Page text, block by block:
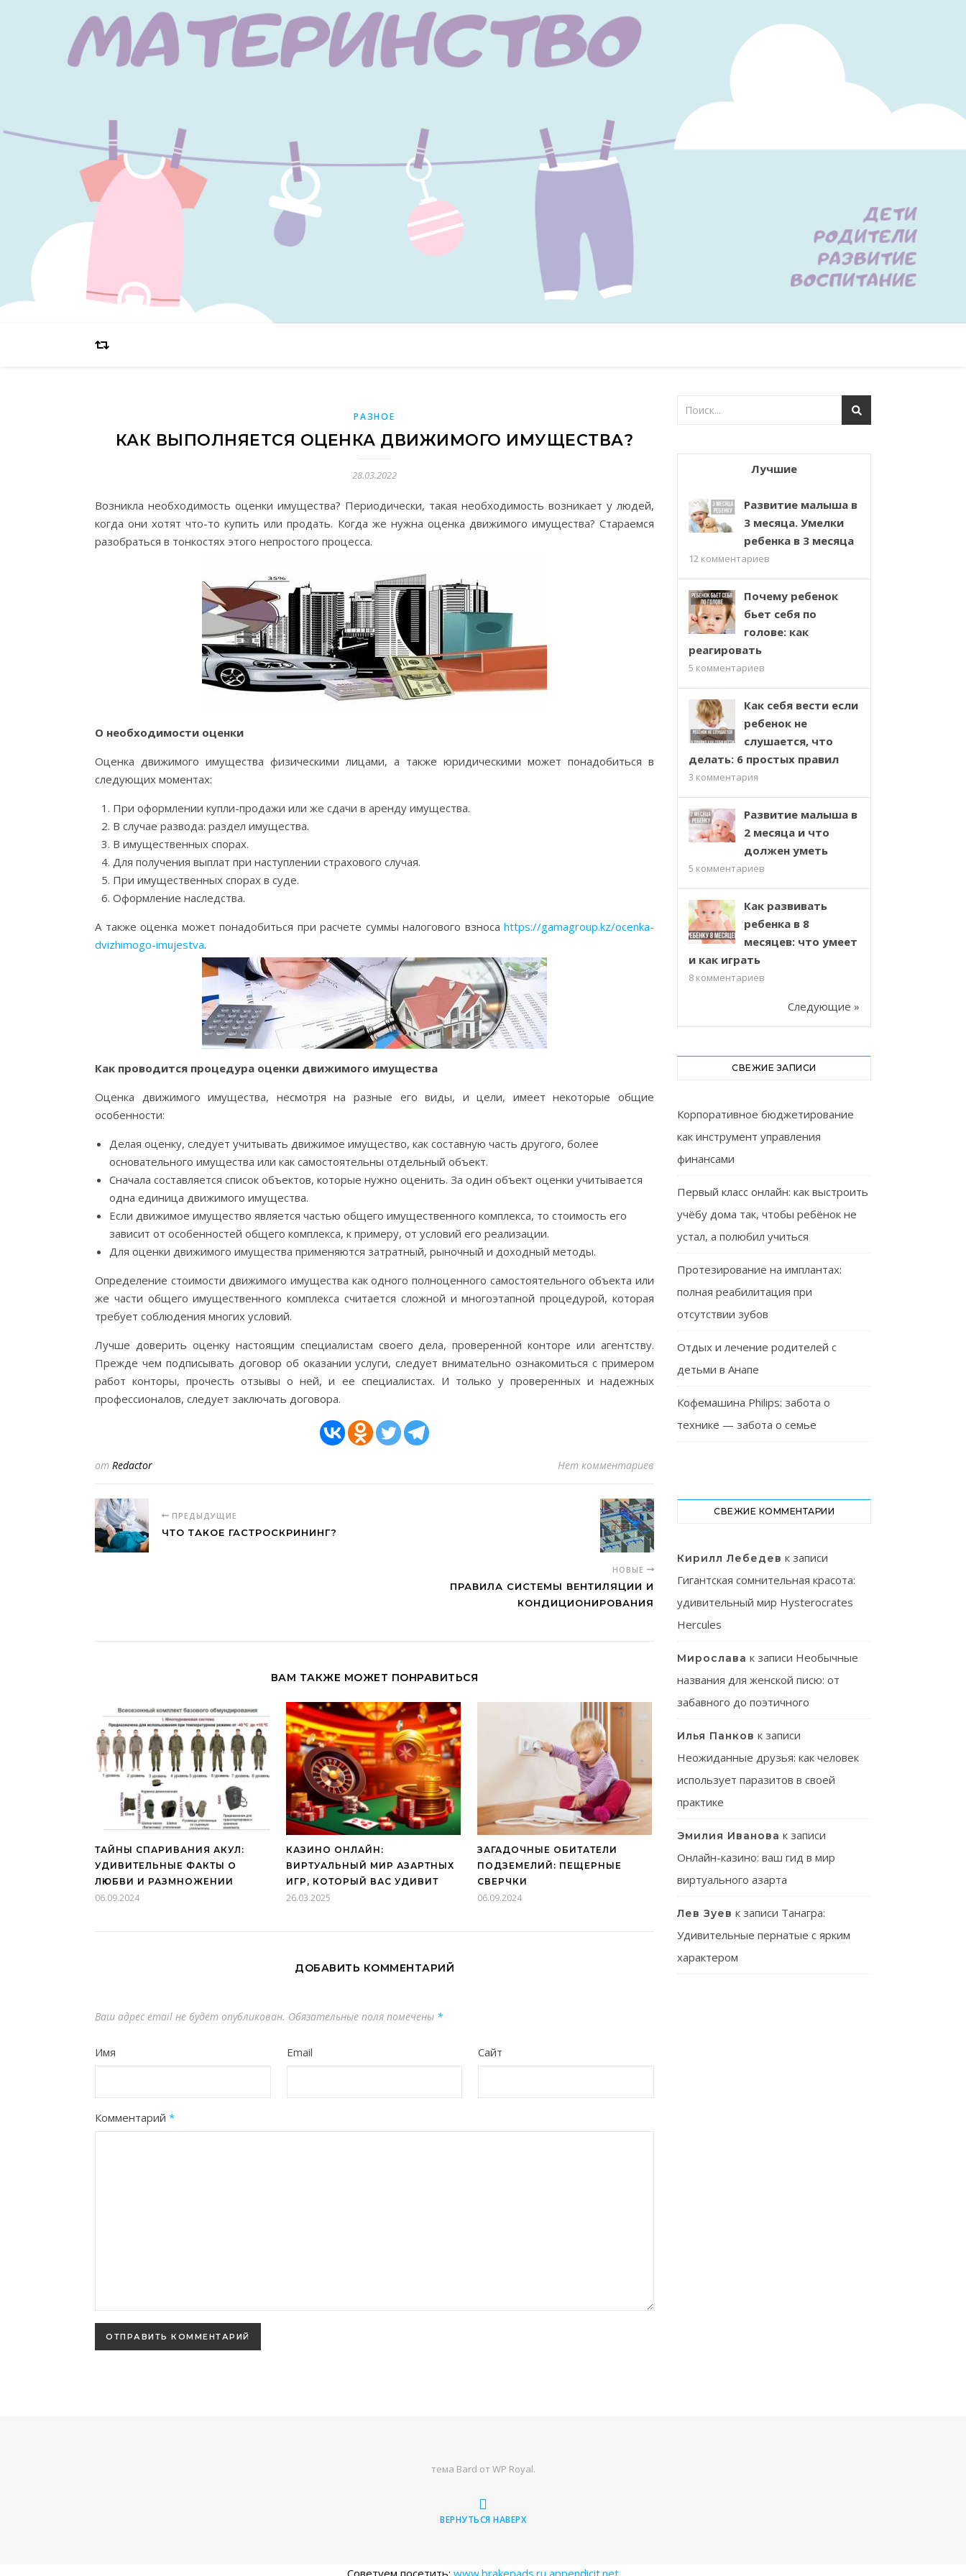
РАЗНОЕ
КАК ВЫПОЛНЯЕТСЯ ОЦЕНКА ДВИЖИМОГО ИМУЩЕСТВА?
28.03.2022
Возникла необходимость оценки имущества? Периодически, такая необходимость возникает у людей,
когда они хотят что-то купить или продать. Когда же нужна оценка движимого имущества? Стараемся
разобраться в тонкостях этого непростого процесса.
О необходимости оценки
Оценка движимого имущества физическими лицами, а также юридическими может понадобиться в
следующих моментах:
При оформлении купли-продажи или же сдачи в аренду имущества.
В случае развода: раздел имущества.
В имущественных спорах.
Для получения выплат при наступлении страхового случая.
При имущественных спорах в суде.
Оформление наследства.
А также оценка может понадобиться при расчете суммы налогового взноса https://gamagroup.kz/ocenka-
dvizhimogo-imujestva.
Как проводится процедура оценки движимого имущества
Оценка движимого имущества, несмотря на разные его виды, и цели, имеет некоторые общие
особенности:
Делая оценку, следует учитывать движимое имущество, как составную часть другого, более
основательного имущества или как самостоятельны отдельный объект.
Сначала составляется список объектов, которые нужно оценить. За один объект оценки учитывается
одна единица движимого имущества.
Если движимое имущество является частью общего имущественного комплекса, то стоимость его
зависит от особенностей общего комплекса, к примеру, от условий его реализации.
Для оценки движимого имущества применяются затратный, рыночный и доходный методы.
Определение стоимости движимого имущества как одного полноценного самостоятельного объекта или
же части общего имущественного комплекса считается сложной и многоэтапной процедурой, которая
требует соблюдения многих условий.
Лучше доверить оценку настоящим специалистам своего дела, проверенной конторе или агентству.
Прежде чем подписывать договор об оказании услуги, следует внимательно ознакомиться с примером
работ конторы, прочесть отзывы о ней, и ее специалистах. И только у проверенных и надежных
профессионалов, следует заключать договора.
от Redactor Нет комментариев
ПРЕДЫДУЩИЕ
ЧТО ТАКОЕ ГАСТРОСКРИНИНГ?
НОВЫЕ
ПРАВИЛА СИСТЕМЫ ВЕНТИЛЯЦИИ И
КОНДИЦИОНИРОВАНИЯ
ВАМ ТАКЖЕ МОЖЕТ ПОНРАВИТЬСЯ
ТАЙНЫ СПАРИВАНИЯ АКУЛ:
УДИВИТЕЛЬНЫЕ ФАКТЫ О
ЛЮБВИ И РАЗМНОЖЕНИИ
06.09.2024
КАЗИНО ОНЛАЙН:
ВИРТУАЛЬНЫЙ МИР АЗАРТНЫХ
ИГР, КОТОРЫЙ ВАС УДИВИТ
26.03.2025
ЗАГАДОЧНЫЕ ОБИТАТЕЛИ
ПОДЗЕМЕЛИЙ: ПЕЩЕРНЫЕ
СВЕРЧКИ
06.09.2024
ДОБАВИТЬ КОММЕНТАРИЙ
Ваш адрес email не будет опубликован. Обязательные поля помечены *
Имя Email Сайт
Комментарий *
Лучшие
Развитие малыша в
3 месяца. Умелки
ребенка в 3 месяца
12 комментариев
Почему ребенок
бьет себя по
голове: как
реагировать
5 комментариев
Как себя вести если
ребенок не
слушается, что
делать: 6 простых правил
3 комментария
Развитие малыша в
2 месяца и что
должен уметь
5 комментариев
Как развивать
ребенка в 8
месяцев: что умеет
и как играть
8 комментариев
Следующие »
СВЕЖИЕ ЗАПИСИ
Корпоративное бюджетирование
как инструмент управления
финансами
Первый класс онлайн: как выстроить
учёбу дома так, чтобы ребёнок не
устал, а полюбил учиться
Протезирование на имплантах:
полная реабилитация при
отсутствии зубов
Отдых и лечение родителей с
детьми в Анапе
Кофемашина Philips: забота о
технике — забота о семье
СВЕЖИЕ КОММЕНТАРИИ
Кирилл Лебедев к записи
Гигантская сомнительная красота:
удивительный мир Hysterocrates
Hercules
Мирослава к записи Необычные
названия для женской писю: от
забавного до поэтичного
Илья Панков к записи
Неожиданные друзья: как человек
использует паразитов в своей
практике
Эмилия Иванова к записи
Онлайн-казино: ваш гид в мир
виртуального азарта
Лев Зуев к записи Танагра:
Удивительные пернатые с ярким
характером
тема Bard от WP Royal.
ВЕРНУТЬСЯ НАВЕРХ
Советуем посетить: www.brakepads.ru appendicit.net